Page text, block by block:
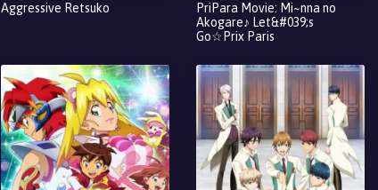
Aggressive Retsuko
PriPara Movie: Mi~nna no
Akogare♪ Let&#039;s
Go☆Prix Paris